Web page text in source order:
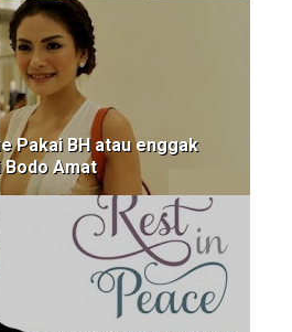
Pakai BH atau enggak
Bodo Amat